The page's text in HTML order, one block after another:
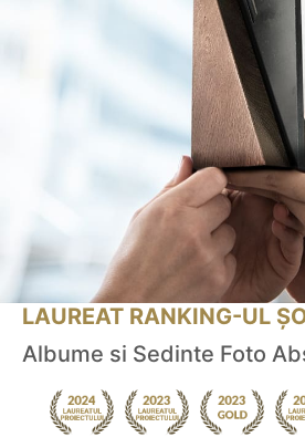
LAUREAT RANKING-UL
Albume si Sedinte Foto